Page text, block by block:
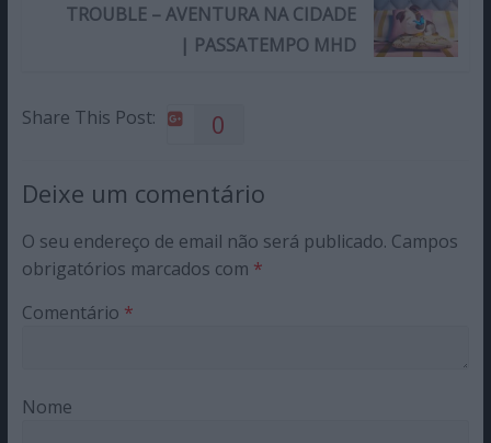
TROUBLE – AVENTURA NA CIDADE
| PASSATEMPO MHD
Share This Post: 0
Deixe um comentário
O seu endereço de email não será publicado. Campos
obrigatórios marcados com *
Comentário *
Nome